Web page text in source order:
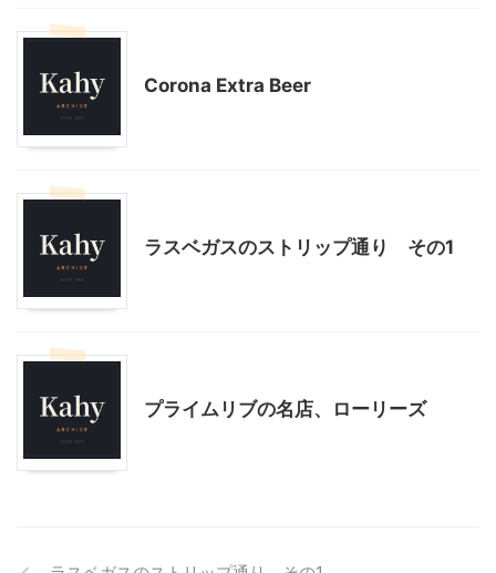
Corona Extra Beer
ラスベガスのストリップ通り その1
プライムリブの名店、ローリーズ